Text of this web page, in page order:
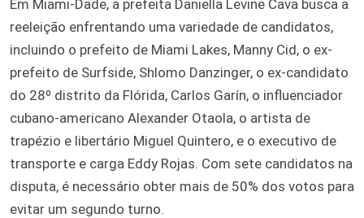
Em Miami-Dade, a prefeita Daniella Levine Cava busca a
reeleição enfrentando uma variedade de candidatos,
incluindo o prefeito de Miami Lakes, Manny Cid, o ex-
prefeito de Surfside, Shlomo Danzinger, o ex-candidato
do 28º distrito da Flórida, Carlos Garín, o influenciador
cubano-americano Alexander Otaola, o artista de
trapézio e libertário Miguel Quintero, e o executivo de
transporte e carga Eddy Rojas. Com sete candidatos na
disputa, é necessário obter mais de 50% dos votos para
evitar um segundo turno.